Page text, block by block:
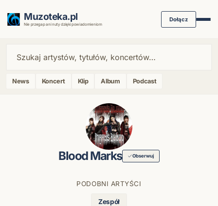
Muzoteka.pl
Nie przegap ani nuty dzięki powiadomieniom
Dołącz
News Koncert Klip Album Podcast
Blood Marks Obserwuj
PODOBNI ARTYŚCI
Zespół